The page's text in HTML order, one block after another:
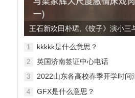
王石新欢田朴珺,《饺子》演小三
辉大尺度激情床戏肉搏照(...
1 kkkkk是什么意思？
2 英国济南签证中心电话
3
2022山东各高校春季开学时间
4 GFX是什么意思？